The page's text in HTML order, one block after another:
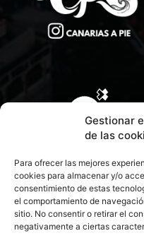
Gestionar
de las
Para ofrecer las mejores
cookies para almacenar y/o
consentimiento de estas
el comportamiento de
sitio. No consentir o retirar el
negativamente a ciertas
CONTACTA CON